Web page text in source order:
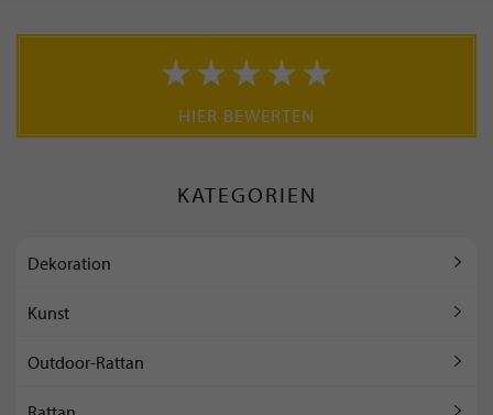
HIER BEWERTEN
KATEGORIEN
Dekoration
Kunst
Outdoor-Rattan